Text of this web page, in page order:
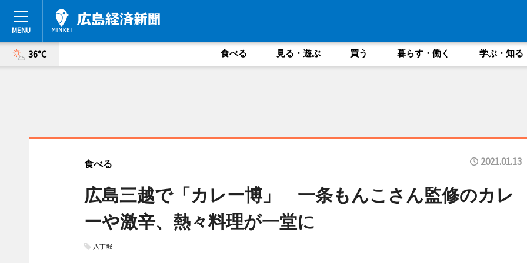
36°C 食べる 見る・遊ぶ 買う 暮らす・働く 学ぶ・知る
食べる 2021.01.13
広島三越で「カレー博」 一条もんこさん監修のカレ
ーや激辛、熱々料理が一堂に
八丁堀